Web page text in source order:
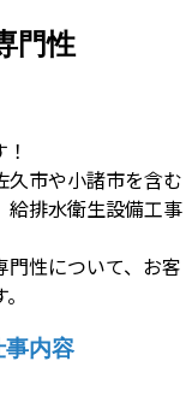
門性
久市や小諸市を含む
給排水衛生設備工事
性について、お客
内容